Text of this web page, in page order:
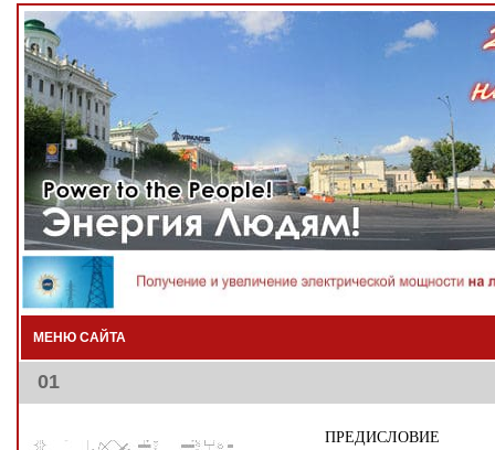
МЕНЮ САЙТА
01
ПРЕДИСЛОВИЕ